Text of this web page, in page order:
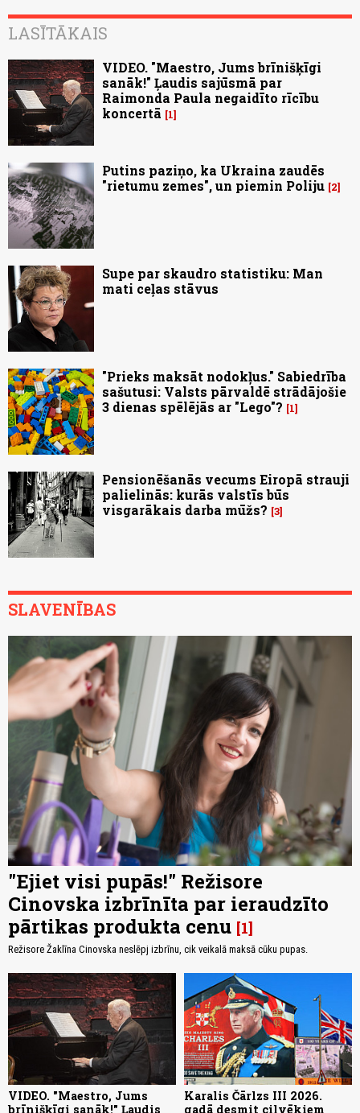
LASĪTĀKAIS
VIDEO. "Maestro, Jums brīnišķīgi
sanāk!" Ļaudis sajūsmā par
Raimonda Paula negaidīto rīcību
koncertā
1
Putins paziņo, ka Ukraina zaudēs
"rietumu zemes", un piemin Poliju 2
Supe par skaudro statistiku: Man
mati ceļas stāvus
"Prieks maksāt nodokļus." Sabiedrība
sašutusi: Valsts pārvaldē strādājošie
3 dienas spēlējās ar "Lego"?
1
Pensionēšanās vecums Eiropā strauji
palielinās: kurās valstīs būs
visgarākais darba mūžs? 3
SLAVENĪBAS
"Ejiet visi pupās!" Režisore
Cinovska izbrīnīta par ieraudzīto
pārtikas produkta cenu 1
Režisore Žaklīna Cinovska neslēpj izbrīnu, cik veikalā maksā cūku pupas.
VIDEO. "Maestro, Jums
brīnišķīgi sanāk!" Ļaudis
Karalis Čārlzs III 2026.
gadā desmit cilvēkiem